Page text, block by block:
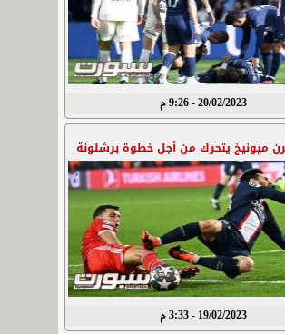
20/02/2023 - 9:26 م
ميونيخ يتحرك من أجل خطوة برشلونة
19/02/2023 - 3:33 م